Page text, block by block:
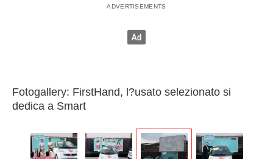
Fotogallery: FirstHand, l?usato selezionato si
dedica a Smart